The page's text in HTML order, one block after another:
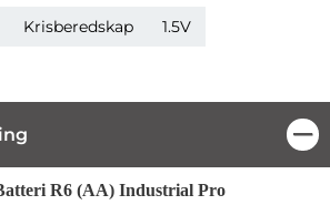
Krisberedskap 1.5V
R6 (AA) Industrial Pro